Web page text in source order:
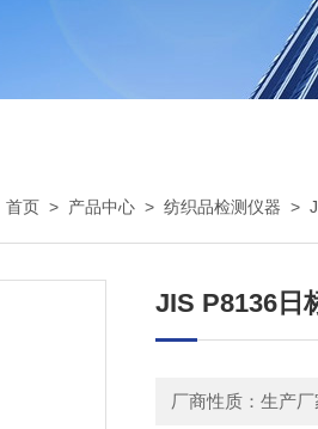
首页 > 产品中心 > 纺织品检测仪器 >
JIS P8136日
厂商性质：生产厂